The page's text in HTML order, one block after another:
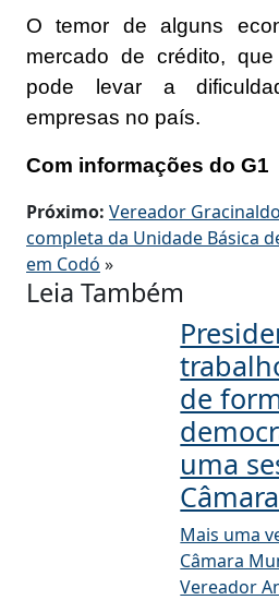
O temor de alguns
mercado de crédito,
pode levar a
empresas no país.
Com informações do G1
Próximo: Vereador
completa da Unidade Básica
em Codó »
Leia Também
de
uma
Mais uma
Câmara
Vereador